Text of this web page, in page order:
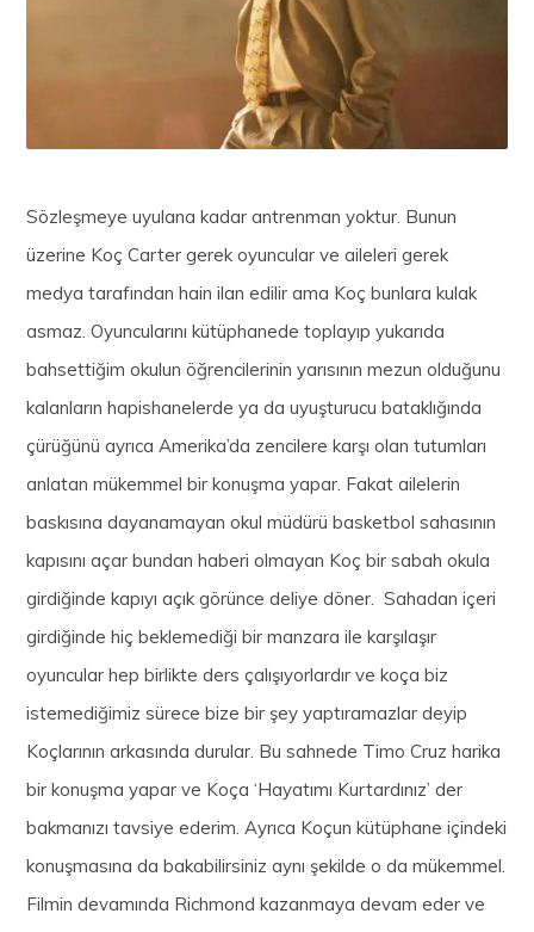
Sözleşmeye uyulana kadar antrenman yoktur. Bunun
üzerine Koç Carter gerek oyuncular ve aileleri gerek
medya tarafından hain ilan edilir ama Koç bunlara kulak
asmaz. Oyuncularını kütüphanede toplayıp yukarıda
bahsettiğim okulun öğrencilerinin yarısının mezun olduğunu
kalanların hapishanelerde ya da uyuşturucu bataklığında
çürüğünü ayrıca Amerika’da zencilere karşı olan tutumları
anlatan mükemmel bir konuşma yapar. Fakat ailelerin
baskısına dayanamayan okul müdürü basketbol sahasının
kapısını açar bundan haberi olmayan Koç bir sabah okula
girdiğinde kapıyı açık görünce deliye döner. Sahadan içeri
girdiğinde hiç beklemediği bir manzara ile karşılaşır
oyuncular hep birlikte ders çalışıyorlardır ve koça biz
istemediğimiz sürece bize bir şey yaptıramazlar deyip
Koçlarının arkasında durular. Bu sahnede Timo Cruz harika
bir konuşma yapar ve Koça ‘Hayatımı Kurtardınız’ der
bakmanızı tavsiye ederim. Ayrıca Koçun kütüphane içindeki
konuşmasına da bakabilirsiniz aynı şekilde o da mükemmel.
Filmin devamında Richmond kazanmaya devam eder ve